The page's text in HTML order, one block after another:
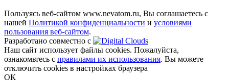
Пользуясь веб-сайтом www.nevatom.ru, Вы соглашаетесь с
нашей Политикой конфиденциальности и условиями
пользования веб-сайтом.
Разработано совместно с
Наш сайт использует файлы cookies. Пожалуйста,
ознакомьтесь с правилами их использования. Вы можете
отключить cookies в настройках браузера
ОК